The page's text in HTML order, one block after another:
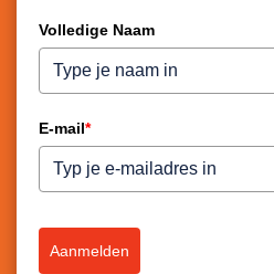
Volledige Naam
E-mail*
Aanmelden